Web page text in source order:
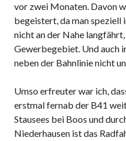
vor zwei Monaten. Davon
begeistert, da man
nicht an der Nahe
Gewerbegebiet. Und auch
neben der Bahnlinie nicht
Umso erfreuter war ich,
erstmal fernab der B41
Stausees bei Boos und
Niederhausen ist das